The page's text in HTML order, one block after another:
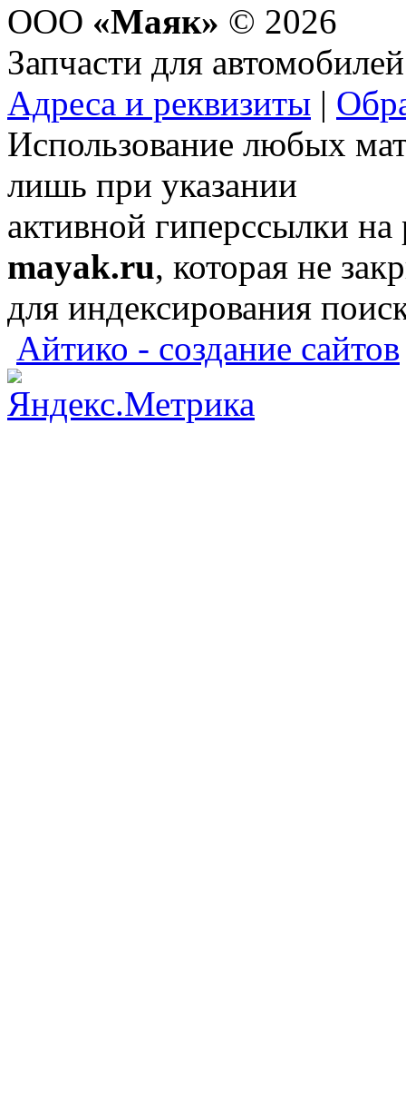
ООО «Маяк» © 2026
Запчасти для автомобилей
Адреса и реквизиты |
Использование любых
лишь при указании
активной гиперссылки
mayak.ru, которая не
для индексирования
Айтико - создание сайтов